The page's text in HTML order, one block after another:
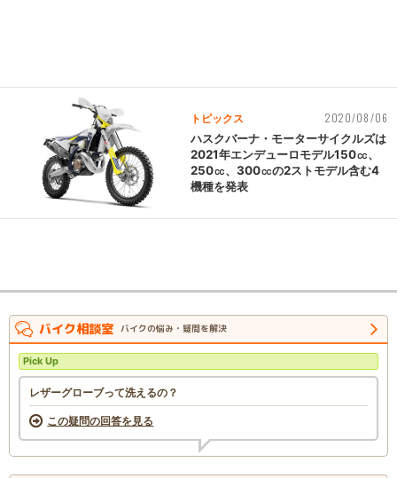
トピックス 2020/08/06
ハスクバーナ・モーターサイクルズは
2021年エンデューロモデル150㏄、
250㏄、300㏄の2ストモデル含む4
機種を発表
バイク相談室 バイクの悩み・疑問を解決
Pick Up
レザーグローブって洗えるの？
この疑問の回答を見る